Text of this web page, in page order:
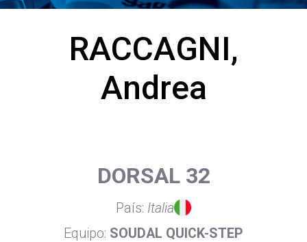
RACCAGNI,
Andrea
DORSAL 32
País: Italia
Equipo: SOUDAL QUICK-STEP